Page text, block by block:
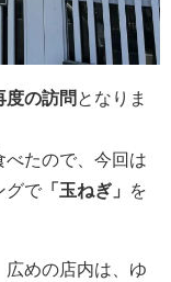
度の訪問 となりま
たので、今回は
グで 「玉ねぎ」
を
広めの店内は、ゆ